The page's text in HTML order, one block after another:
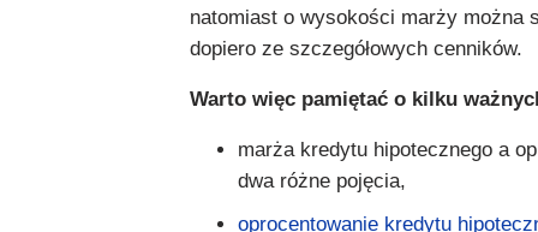
natomiast o wysokości marży można
dopiero ze szczegółowych cenników.
Warto więc pamiętać o kilku
marża kredytu hipotecznego a
dwa różne pojęcia,
oprocentowanie kredytu